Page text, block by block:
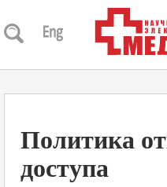
Политика
доступа